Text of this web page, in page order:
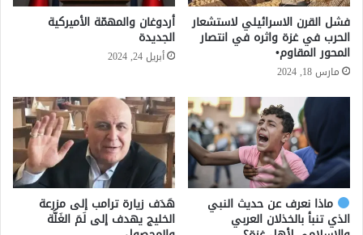
فشل القرن الاسرائيلي لاستشعار
الحرب في غزة واثره في انتصار
المحور المقاوم•
مارس 18, 2024
أردوغان والمهمّة الأميركية
الجديدة
أبريل 24, 2024
ماذا نعرف عن حديث النبي
الذي تنبأ بالخذلان العربي
هَدَف زيارة ترامب إلى مزرعة
الخليج يهدف إلى لَمَ الغَلَّة